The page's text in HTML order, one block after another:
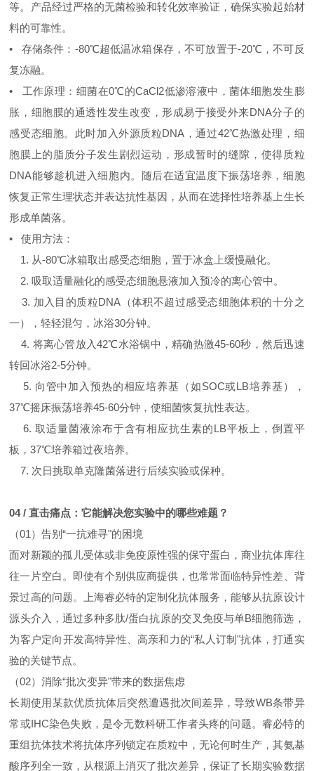
等。产品经过严格的无菌检验和转化效率验证，确保实验起始材
料的可靠性。
• 存储条件：-80℃超低温冰箱保存，不可放置于-20℃，不可反
复冻融。
• 工作原理：细菌在0℃的CaCl2低渗溶液中，菌体细胞发生膨
胀，细胞膜的通透性发生改变，形成易于接受外来DNA分子的
感受态细胞。此时加入外源质粒DNA，通过42℃热激处理，细
胞膜上的脂质分子发生剧烈运动，形成暂时的缝隙，使得质粒
DNA能够趁机进入细胞内。随后在适宜温度下振荡培养，细胞
恢复正常生理状态并表达抗性基因，从而在选择性培养基上生长
形成单菌落。
• 使用方法：
1. 从-80℃冰箱取出感受态细胞，置于冰盒上缓慢融化。
2. 吸取适量融化的感受态细胞悬液加入预冷的离心管中。
3. 加入目的质粒DNA（体积不超过感受态细胞体积的十分之
一），轻轻混匀，冰浴30分钟。
4. 将离心管放入42℃水浴锅中，精确热激45-60秒，然后迅速
转回冰浴2-5分钟。
5. 向管中加入预热的相应培养基（如SOC或LB培养基），
37℃摇床振荡培养45-60分钟，使细菌恢复抗性表达。
6. 取适量菌液涂布于含有相应抗生素的LB平板上，倒置平
板，37℃培养箱过夜培养。
7. 次日挑取单克隆菌落进行后续实验或保种。
04 / 直击痛点：它能解决您实验中的哪些难题？
（01）告别“一抗难寻"的困境
面对新颖的孤儿受体或非免疫原性强的保守蛋白，商业抗体库往
往一片空白。即使有个别供应商提供，也常常面临特异性差、背
景过高的问题。上海睿必特的定制化抗体服务，能够从抗原设计
源头介入，通过多种多肽/蛋白抗原的交叉免疫与单B细胞筛选，
为客户定向开发高特异性、高亲和力的“私人订制"抗体，打通实
验的关键节点。
（02）消除“批次变异"带来的数据焦虑
长期使用某款优质抗体后突然遭遇批次间差异，导致WB条带异
常或IHC染色失败，是令无数科研工作者头疼的问题。睿必特的
重组抗体技术将抗体序列锁定在质粒中，无论何时生产，其氨基
酸序列全一致，从根源上消灭了批次差异，保证了长期实验数据